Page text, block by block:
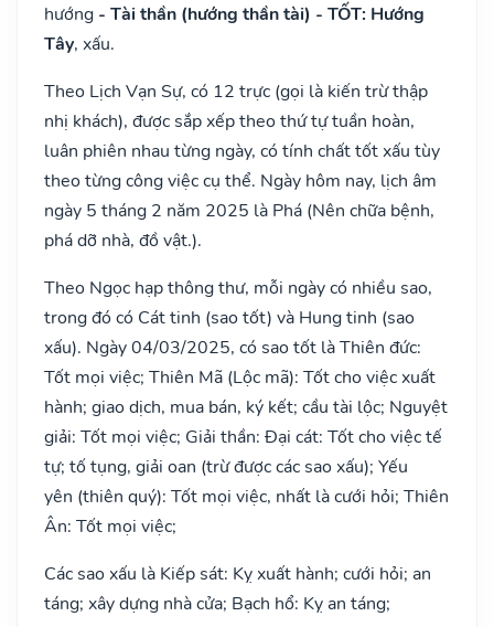
hướng - Tài thần (hướng thần tài) - TỐT: Hướng
Tây, xấu.
Theo Lịch Vạn Sự, có 12 trực (gọi là kiến trừ thập
nhị khách), được sắp xếp theo thứ tự tuần hoàn,
luân phiên nhau từng ngày, có tính chất tốt xấu tùy
theo từng công việc cụ thể. Ngày hôm nay, lịch âm
ngày 5 tháng 2 năm 2025 là Phá (Nên chữa bệnh,
phá dỡ nhà, đồ vật.).
Theo Ngọc hạp thông thư, mỗi ngày có nhiều sao,
trong đó có Cát tinh (sao tốt) và Hung tinh (sao
xấu). Ngày 04/03/2025, có sao tốt là Thiên đức:
Tốt mọi việc; Thiên Mã (Lộc mã): Tốt cho việc xuất
hành; giao dịch, mua bán, ký kết; cầu tài lộc; Nguyệt
giải: Tốt mọi việc; Giải thần: Đại cát: Tốt cho việc tế
tự; tố tụng, giải oan (trừ được các sao xấu); Yếu
yên (thiên quý): Tốt mọi việc, nhất là cưới hỏi; Thiên
Ân: Tốt mọi việc;
Các sao xấu là Kiếp sát: Kỵ xuất hành; cưới hỏi; an
táng; xây dựng nhà cửa; Bạch hổ: Kỵ an táng;